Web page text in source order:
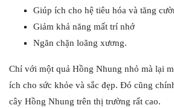
Giúp ích cho hệ tiêu hóa và tăng
Giảm khả năng mất trí nhớ
Ngăn chặn loãng xương.
Chỉ với một quả Hồng Nhung nhỏ mà lại
ích cho sức khỏe và sắc đẹp. Đó cũng
cây Hồng Nhung trên thị trường rất cao.